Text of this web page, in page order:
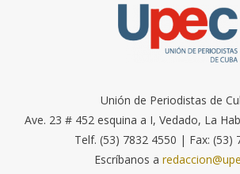
Unión de Periodistas de
Ave. 23 # 452 esquina a I, Vedado, La
Telf. (53) 7832 4550 | Fax: (53)
Escríbanos a